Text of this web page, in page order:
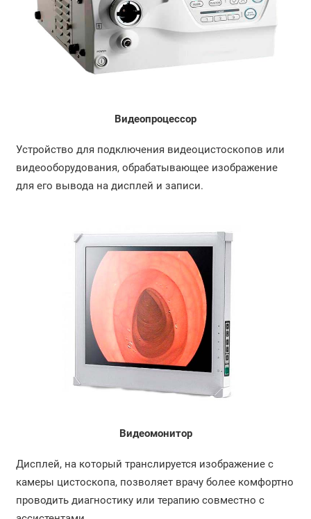
Видеопроцессор
Устройство для подключения видеоцистоскопов или
видеооборудования, обрабатывающее изображение
для его вывода на дисплей и записи.
Видеомонитор
Дисплей, на который транслируется изображение с
камеры цистоскопа, позволяет врачу более комфортно
проводить диагностику или терапию совместно с